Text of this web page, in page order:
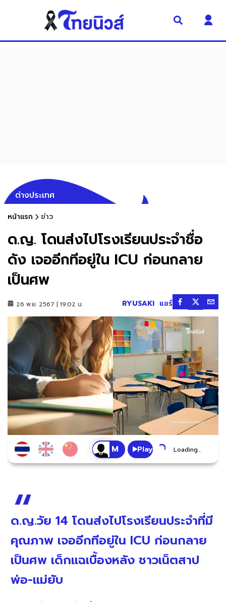
ต่างประเทศ
หน้าแรก ข่าว
ด.ญ. โดนส่งไปโรงเรียนประจำชื่อ
ดัง เจออีกทีอยู่ใน ICU ก่อนกลาย
เป็นศพ
26 พ.ย. 2567 | 19:02 น. RYUSAKI แชร์
Play Loading...
ด.ญ.วัย 14 โดนส่งไปโรงเรียนประจำที่มี
คุณภาพ เจออีกทีอยู่ใน ICU ก่อนกลาย
เป็นศพ เด็กแฉเบื้องหลัง ชาวเน็ตสาป
พ่อ-แม่ยับ